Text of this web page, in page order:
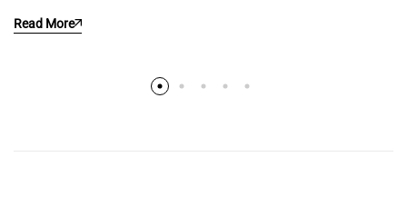
Read More